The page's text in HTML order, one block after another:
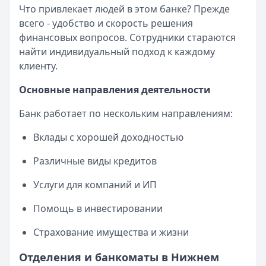
Рейтинг:4.9
Альфа-Банк— Вторичное жилье
Рейтинг:4.9
Т-Банк— Новостройка
Рейтинг:4.6
Альфа-Банк
Рейтинг:4.9
— Комбо-ипотека для семей с детьми
Альфа-Банк— Новостройка
Рейтинг:
ДОМ.РФ Банк — Семейная ипотека
Рейтинг:4.8
Вклады — лучшие предложения
Газпромбанк
Рейтинг:4.6
Т-Банк— Накопительный счет
Ипотечные программы
Инвестиционные решения
Банк адаптируется под потребности клиентов.
История компании показывает: правильная
стратегия и готовность к переменам приводят к
среди российских финансовых организаций.
стандарты в отрасли.
Опубликовано:17 ноября 2025 г.
Категория:Кредиты
Читать статью
Все статьи
Что привлекает людей в этом банке? Прежде
всего - удобство и скорость решения
финансовых вопросов. Сотрудники стараются
найти индивидуальный подход к каждому
клиенту.
Основные направления деятельности
Банк работает по нескольким направлениям:
Вклады с хорошей доходностью
Различные виды кредитов
Услуги для компаний и ИП
Помощь в инвестировании
Страхование имущества и жизни
Отделения и банкоматы в Нижнем